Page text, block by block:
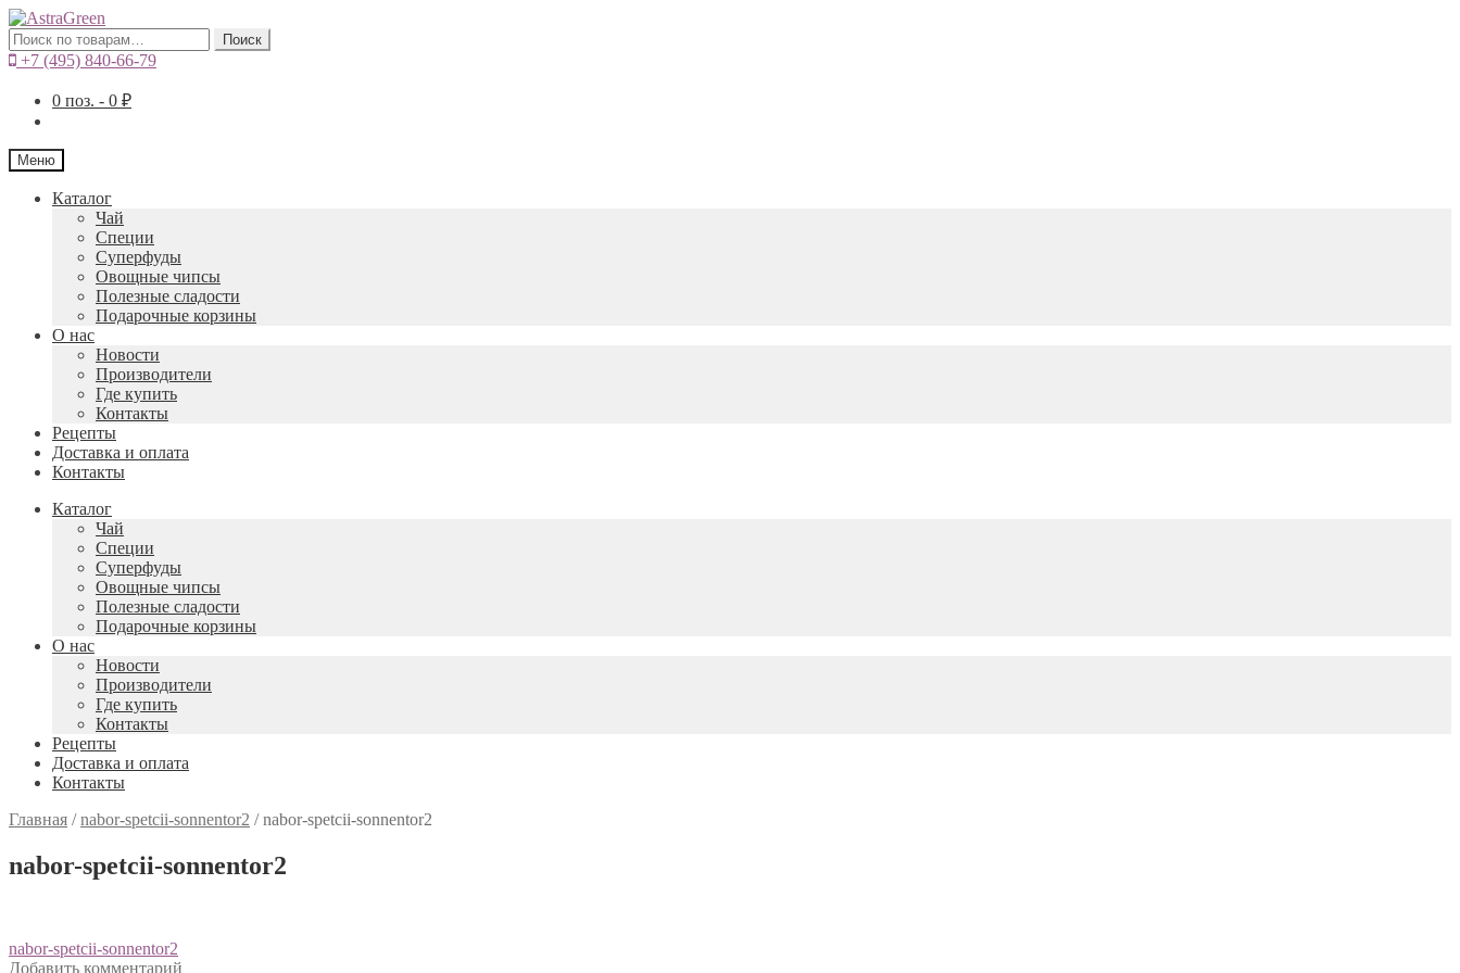
Искать: Поиск
+7 (495) 840-66-79
0 поз. - 0 ₽
Меню
Каталог
Чай
Специи
Cуперфуды
Овощные чипсы
Полезные сладости
Подарочные корзины
О нас
Новости
Производители
Где купить
Контакты
Рецепты
Доставка и оплата
Контакты
Каталог
Чай
Специи
Cуперфуды
Овощные чипсы
Полезные сладости
Подарочные корзины
О нас
Новости
Производители
Где купить
Контакты
Рецепты
Доставка и оплата
Контакты
Главная /nabor-spetcii-sonnentor2 /nabor-spetcii-sonnentor2
nabor-spetcii-sonnentor2
Навигация
Предыдущий:
nabor-spetcii-sonnentor2
Добавить комментарий